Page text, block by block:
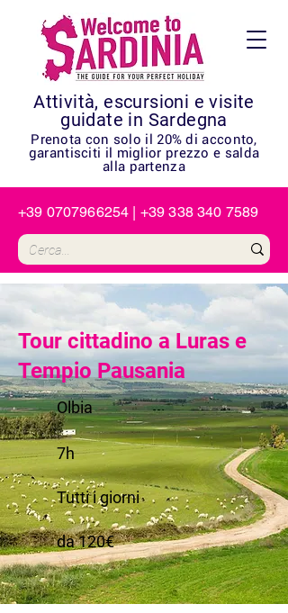
Attività, escursioni e visite
guidate in Sardegna
+39 0707966254 | +39 338 340 7589
Prenota con solo il 20% di acconto,
garantisciti il miglior prezzo e salda
alla partenza
Tour cittadino a Luras e
Tempio Pausania
Olbia
7h
Tutti i giorni
da 120€